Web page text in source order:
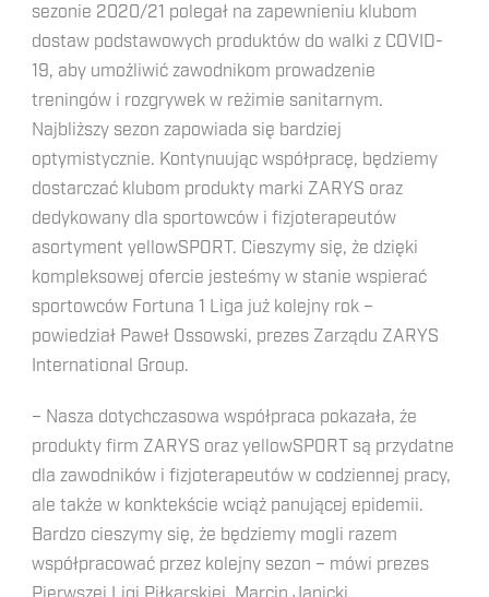
sezonie 2020/21 polegał na zapewnieniu klubom
dostaw podstawowych produktów do walki z COVID-
19, aby umożliwić zawodnikom prowadzenie
treningów i rozgrywek w reżimie sanitarnym.
Najbliższy sezon zapowiada się bardziej
optymistycznie. Kontynuując współpracę, będziemy
dostarczać klubom produkty marki ZARYS oraz
dedykowany dla sportowców i fizjoterapeutów
asortyment yellowSPORT. Cieszymy się, że dzięki
kompleksowej ofercie jesteśmy w stanie wspierać
sportowców Fortuna 1 Liga już kolejny rok –
powiedział Paweł Ossowski, prezes Zarządu ZARYS
International Group.
– Nasza dotychczasowa współpraca pokazała, że
produkty firm ZARYS oraz yellowSPORT są przydatne
dla zawodników i fizjoterapeutów w codziennej pracy,
ale także w konktekście wciąż panującej epidemii.
Bardzo cieszymy się, że będziemy mogli razem
współpracować przez kolejny sezon – mówi prezes